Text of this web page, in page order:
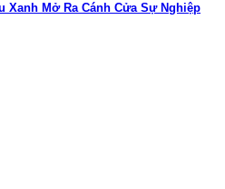
Xanh Mở Ra Cánh Cửa Sự Nghiệp